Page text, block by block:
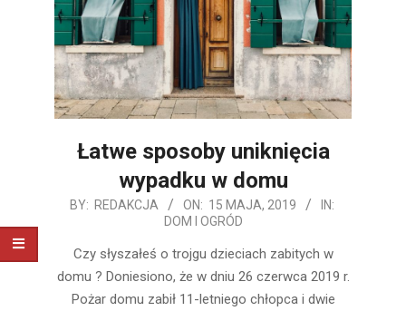
Łatwe sposoby uniknięcia
wypadku w domu
2019-
BY: REDAKCJA ON: 15 MAJA, 2019
IN:
DOM I OGRÓD
Czy słyszałeś o trojgu dzieciach zabitych w
domu ? Doniesiono, że w dniu 26 czerwca 2019 r.
Pożar domu zabił 11-letniego chłopca i dwie